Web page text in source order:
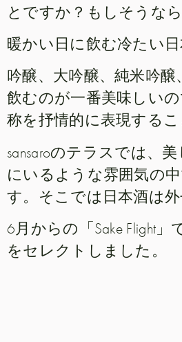
とですか？もしそうな
暖かい日に飲む冷たい日
吟醸、大吟醸、純米吟
飲むのが一番美味しい
称を抒情的に表現する
sansaroのテラスでは、
にいるような雰囲気の
す。そこでは日本酒は外
6月からの「Sake Flight
をセレクトしました。